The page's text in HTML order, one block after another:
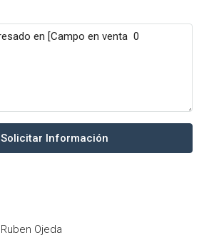
Solicitar Información
Ruben Ojeda